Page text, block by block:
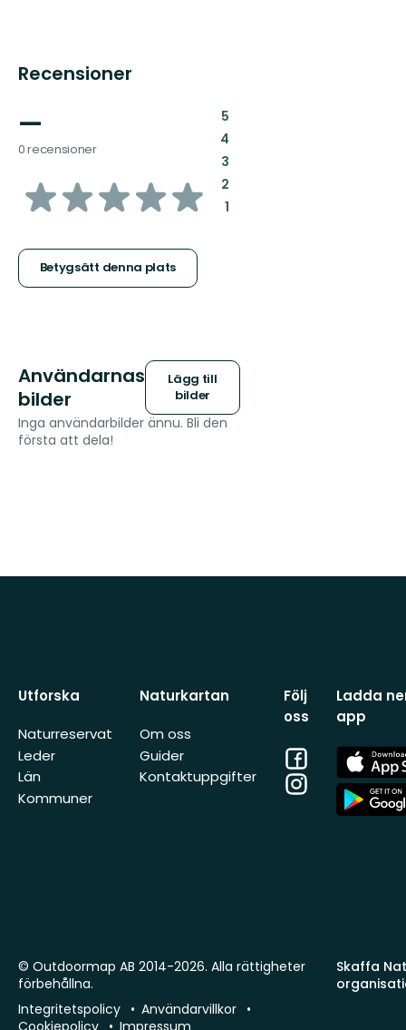
Recensioner
—
0 recensioner
av
stjärnor
Betygsätt denna plats
5:
4:
3:
2:
1:
Användarnas
bilder
Lägg till
bilder
Inga användarbilder ännu. Bli den
första att dela!
Utforska
Naturreservat
Leder
Län
Kommuner
Naturkartan
Om oss
Guider
Kontaktuppgifter
Följ
oss
Facebook
Instagram
Ladda
app
App
Store
App
Store
Skaffa
© Outdoormap AB 2014-2026. Alla rättigheter
förbehållna.
Integritetspolicy
Användarvillkor
Cookiepolicy
Impressum